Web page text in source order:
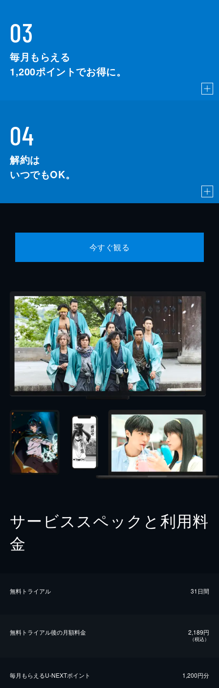
03
毎月もらえる
1,200ポイントでお得に。
04
解約は
いつでもOK。
今すぐ観る
サービススペックと利用料
金
無料トライアル 31日間
無料トライアル後の⽉額料金 2,189円
（税込）
毎⽉もらえるU-NEXTポイント 1,200円分